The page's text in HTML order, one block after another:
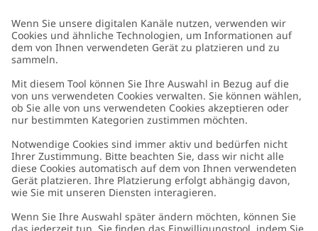
Schicken
Kundenservice
Kontaktieren Sie uns
FAQ
Über uns
Über Newbie
Germany Standort ändern